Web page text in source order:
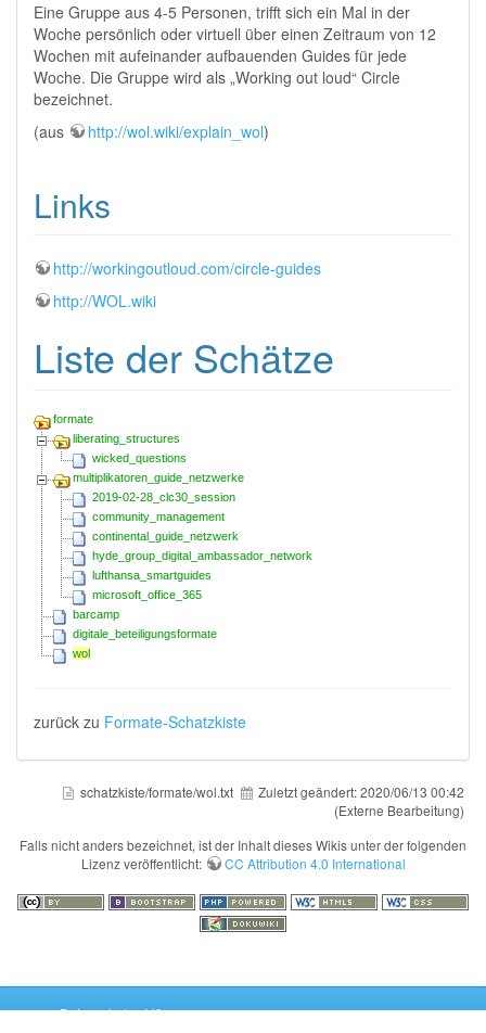
Eine Gruppe aus 4-5 Personen, trifft sich ein Mal in der
Woche persönlich oder virtuell über einen Zeitraum von 12
Wochen mit aufeinander aufbauenden Guides für jede
Woche. Die Gruppe wird als „Working out loud“ Circle
bezeichnet.
(aus
http://wol.wiki/explain_wol)
Links
http://workingoutloud.com/circle-guides
http://WOL.wiki
Liste der Schätze​​​​​​
formate
liberating_structures
wicked_questions
multiplikatoren_guide_netzwerke
2019-02-28_clc30_session
community_management
continental_guide_netzwerk
hyde_group_digital_ambassador_network
lufthansa_smartguides
microsoft_office_365
barcamp
digitale_beteiligungsformate
wol
zurück zu Formate-Schatzkiste​​​​​​
schatzkiste/formate/wol.txt Zuletzt geändert:2020/06/13 00:42
(Externe Bearbeitung)
Falls nicht anders bezeichnet, ist der Inhalt dieses Wikis unter der folgenden
Lizenz veröffentlicht:
CC Attribution 4.0 International
Datenschutzerklärung